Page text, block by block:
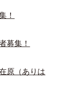
！
募集！
原（ありは